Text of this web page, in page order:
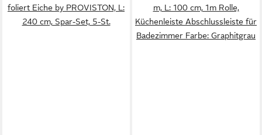
foliert Eiche by PROVISTON, L:
240 cm, Spar-Set, 5-St.
m, L: 100 cm, 1m Rolle,
Küchenleiste Abschlussleiste für
Badezimmer Farbe: Graphitgrau